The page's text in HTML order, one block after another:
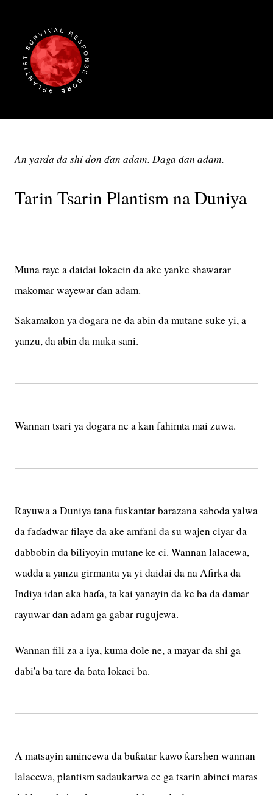
An yarda da shi don ɗan adam. Daga ɗan adam.
Tarin Tsarin Plantism na Duniya
Muna raye a daidai lokacin da ake yanke shawarar
makomar wayewar ɗan adam.
Sakamakon ya dogara ne da abin da mutane suke yi, a
yanzu, da abin da muka sani.
Wannan tsari ya dogara ne a kan fahimta mai zuwa.
Rayuwa a Duniya tana fuskantar barazana saboda yalwa
da faɗaɗwar filaye da ake amfani da su wajen ciyar da
dabbobin da biliyoyin mutane ke ci. Wannan lalacewa,
wadda a yanzu girmanta ya yi daidai da na Afirka da
Indiya idan aka haɗa, ta kai yanayin da ke ba da damar
rayuwar ɗan adam ga gabar rugujewa.
Wannan fili za a iya, kuma dole ne, a mayar da shi ga
dabi'a ba tare da ɓata lokaci ba.
A matsayin amincewa da buƙatar kawo ƙarshen wannan
lalacewa, plantism sadaukarwa ce ga tsarin abinci maras